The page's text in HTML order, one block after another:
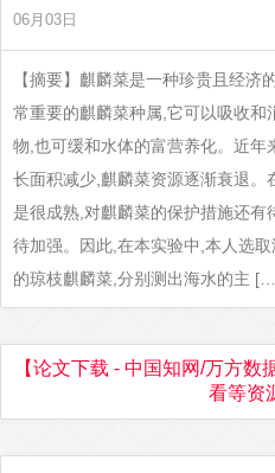
06月03日
【摘要】麒麟菜是一种珍贵且经
常重要的麒麟菜种属,它可以吸收和
物,也可缓和水体的富营养化。近年
长面积减少,麒麟菜资源逐渐衰退。
是很成熟,对麒麟菜的保护措施还
待加强。因此,在本实验中,本人选
的琼枝麒麟菜,分别测出海水的主
【论文下载 - 中国知网/万方数
看等资